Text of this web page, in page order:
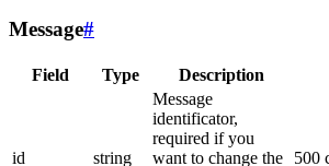
Message#
Field Type Description
id string
Message
identificator,
required if you
want to change the
500